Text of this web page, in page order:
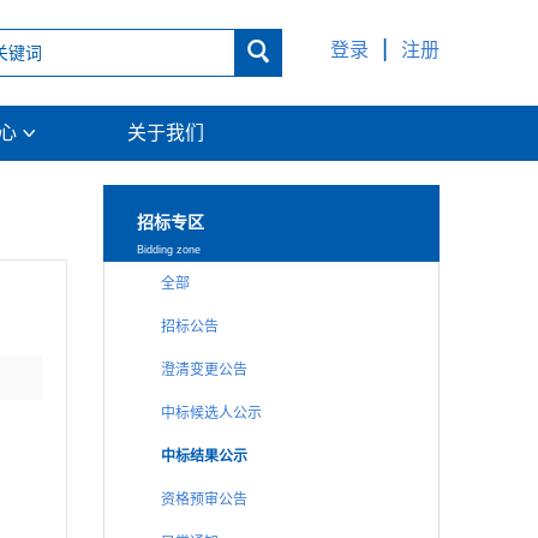
登录 注册

 关于我们
招标专区
Bidding zone
全部
招标公告
澄清变更公告
中标候选人公示
中标结果公示
资格预审公告